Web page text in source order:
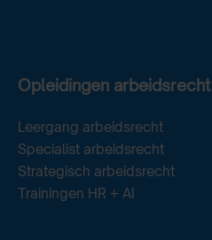
Opleidingen arbeidsrecht
Leergang arbeidsrecht
Specialist arbeidsrecht
Strategisch arbeidsrecht
Trainingen HR + AI